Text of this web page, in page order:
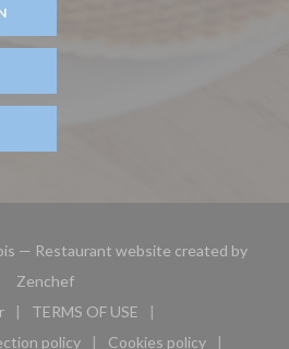
— Restaurant website created by
Zenchef((opens in a new window))
in a new window))
TERMS OF USE
((opens in a new window))
policy
Cookies policy